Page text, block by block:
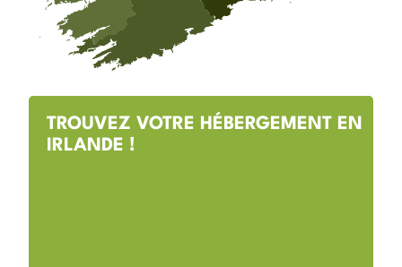
TROUVEZ VOTRE HÉBERGEMENT EN
IRLANDE !